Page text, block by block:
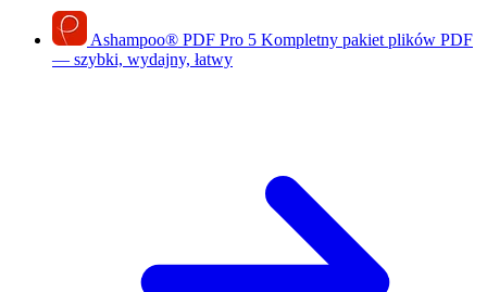
Ashampoo® PDF Pro 5 Kompletny pakiet plików PDF
— szybki, wydajny, łatwy